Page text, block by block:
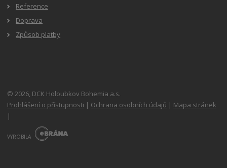
Reference
Doprava
Způsob platby
© 2026, DCK Holoubkov Bohemia a.s.
Prohlášení o přístupnosti | Ochrana osobních údajů | Mapa stránek
|
VYROBILA